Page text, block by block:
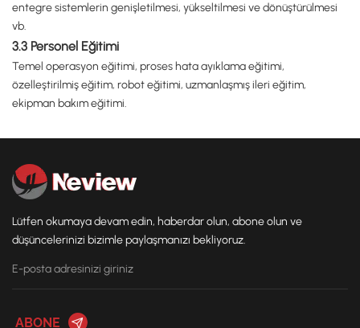
entegre sistemlerin genişletilmesi, yükseltilmesi ve dönüştürülmesi
vb.
3.3 Personel Eğitimi
Temel operasyon eğitimi, proses hata ayıklama eğitimi,
özelleştirilmiş eğitim, robot eğitimi, uzmanlaşmış ileri eğitim,
ekipman bakım eğitimi.
Lütfen okumaya devam edin, haberdar olun, abone olun ve
düşüncelerinizi bizimle paylaşmanızı bekliyoruz.